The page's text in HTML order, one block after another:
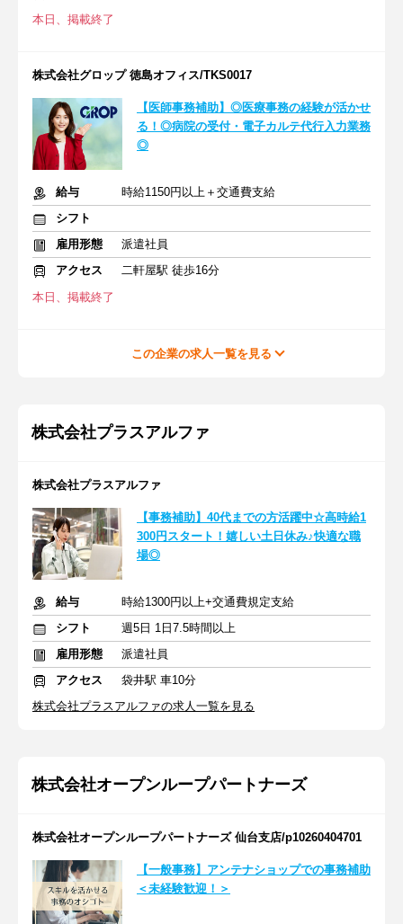
本日、掲載終了
株式会社グロップ 徳島オフィス/TKS0017
【医師事務補助】◎医療事務の経験が活かせ
る！◎病院の受付・電子カルテ代行入力業務
◎
給与
時給1150円以上＋交通費支給
シフト
雇用形態
派遣社員
アクセス
二軒屋駅 徒歩16分
本日、掲載終了
この企業の求人一覧を見る
株式会社プラスアルファ
株式会社プラスアルファ
【事務補助】40代までの方活躍中☆高時給1
300円スタート！嬉しい土日休み♪快適な職
場◎
給与
時給1300円以上+交通費規定支給
シフト
週5日 1日7.5時間以上
雇用形態
派遣社員
アクセス
袋井駅 車10分
株式会社プラスアルファの求人一覧を見る
株式会社オープンループパートナーズ
株式会社オープンループパートナーズ 仙台支店/p10260404701
【一般事務】アンテナショップでの事務補助
＜未経験歓迎！＞